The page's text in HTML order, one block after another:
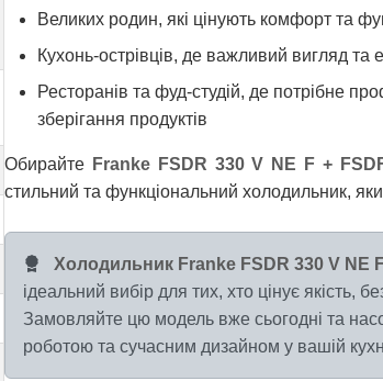
Великих родин, які цінують комфорт та
Кухонь-острівців, де важливий вигляд та
Ресторанів та фуд-студій, де потрібне
зберігання продуктів
Обирайте Franke FSDR 330 V NE F +
стильний та функціональний холодильник,
Холодильник Franke FSDR 330 V NE
ідеальний вибір для тих, хто цінує якість,
Замовляйте цю модель вже сьогодні та
роботою та сучасним дизайном у вашій